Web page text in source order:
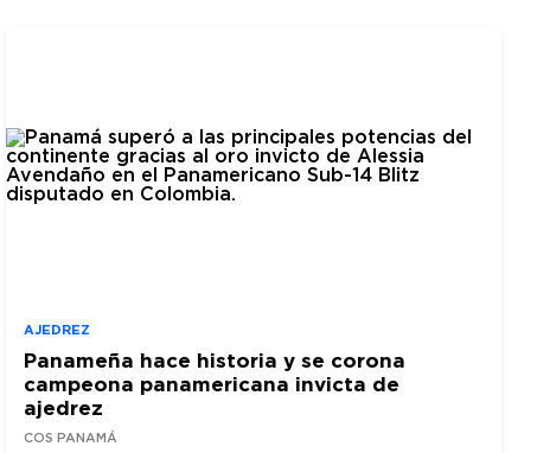
AJEDREZ
Panameña hace historia y se corona
campeona panamericana invicta de
ajedrez
COS PANAMÁ